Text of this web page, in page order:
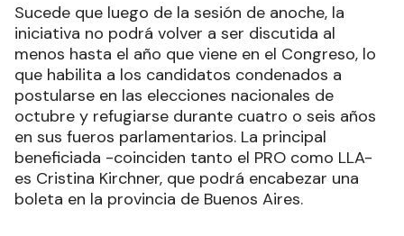
Sucede que luego de la sesión de anoche, la
iniciativa no podrá volver a ser discutida al
menos hasta el año que viene en el Congreso, lo
que habilita a los candidatos condenados a
postularse en las elecciones nacionales de
octubre y refugiarse durante cuatro o seis años
en sus fueros parlamentarios. La principal
beneficiada -coinciden tanto el PRO como LLA-
es Cristina Kirchner, que podrá encabezar una
boleta en la provincia de Buenos Aires.